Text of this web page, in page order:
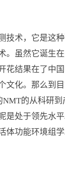
技术，它是这
。虽然它诞生
花结果在了中
文化。那么到
的从科研
是处于领先水
体功能环境组学